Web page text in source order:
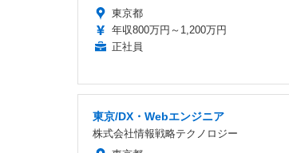
東京都
年収800万円～1,200万円
正社員
東京/DX・Webエンジニア
株式会社情報戦略テクノロジー